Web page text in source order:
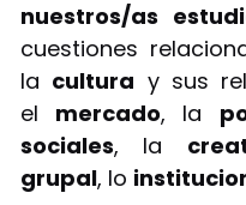
nuestros/as
cuestiones
la cultura y sus
el mercado, la
sociales, la
grupal, lo